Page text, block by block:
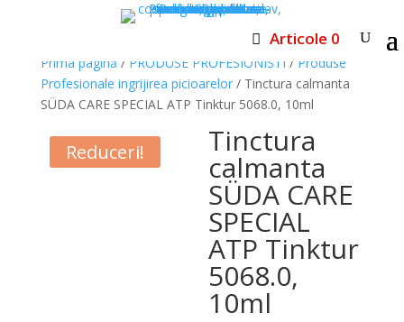
Articole 0
Prima pagină / PRODUSE PROFESIONISTI / Produse
Profesionale ingrijirea picioarelor/ Tinctura calmanta
SÜDA CARE SPECIAL ATP Tinktur 5068.0, 10ml
Reduceri! Tinctura
calmanta
SÜDA CARE
SPECIAL
ATP Tinktur
5068.0,
10ml